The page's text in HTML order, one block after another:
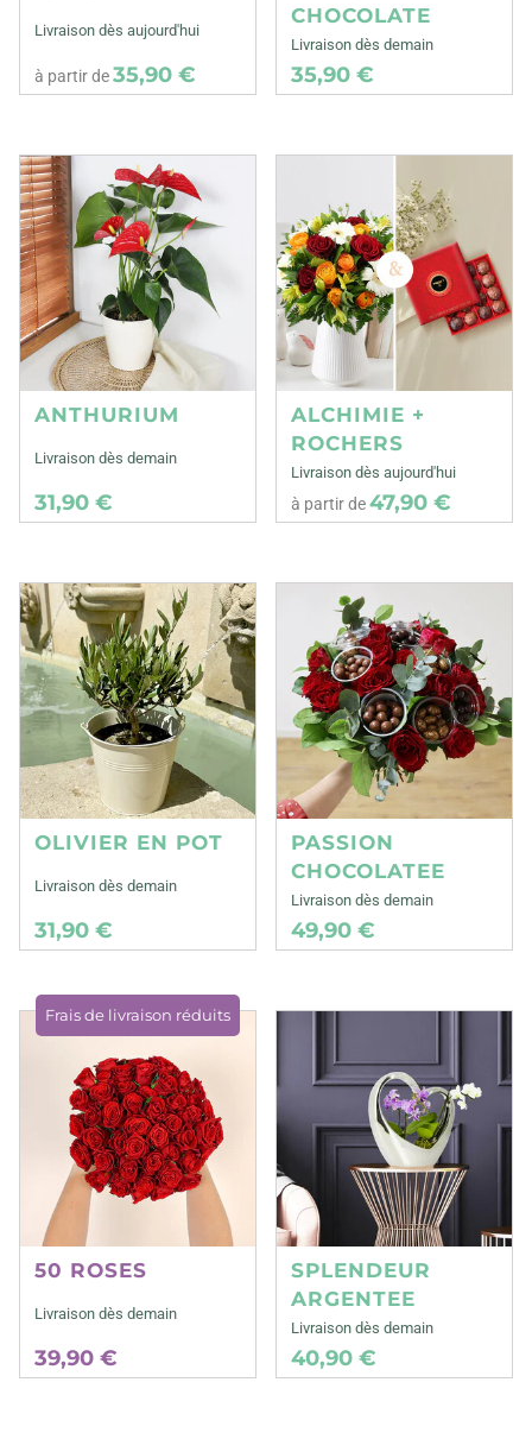
Livraison dès aujourd'hui
à partir de35,90 €
CHOCOLATE
Livraison dès demain
35,90 €
ANTHURIUM
Livraison dès demain
31,90 €
ALCHIMIE +
ROCHERS
Livraison dès aujourd'hui
à partir de47,90 €
OLIVIER EN POT
Livraison dès demain
31,90 €
PASSION
CHOCOLATEE
Livraison dès demain
49,90 €
Frais de livraison réduits
50 ROSES
Livraison dès demain
39,90 €
SPLENDEUR
ARGENTEE
Livraison dès demain
40,90 €